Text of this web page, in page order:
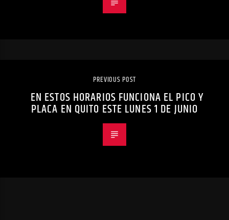
PREVIOUS POST
EN ESTOS HORARIOS FUNCIONA EL PICO Y
PLACA EN QUITO ESTE LUNES 1 DE JUNIO